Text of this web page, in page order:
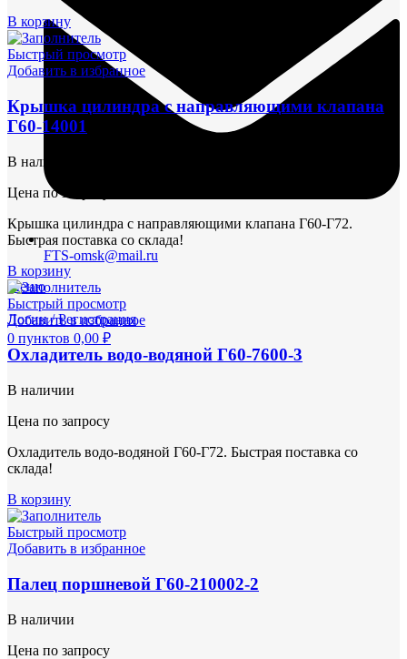
FTS-omsk@mail.ru
Меню
Логин / Регистрация
0 пунктов 0,00 ₽
В корзину
Быстрый просмотр
Добавить в избранное
Крышка цилиндра с направляющими клапана
Г60-14001
В наличии
Цена по запросу
Крышка цилиндра с направляющими клапана Г60-Г72.
Быстрая поставка со склада!
В корзину
Быстрый просмотр
Добавить в избранное
Охладитель водо-водяной Г60-7600-3
В наличии
Цена по запросу
Охладитель водо-водяной Г60-Г72. Быстрая поставка со
склада!
В корзину
Быстрый просмотр
Добавить в избранное
Палец поршневой Г60-210002-2
В наличии
Цена по запросу